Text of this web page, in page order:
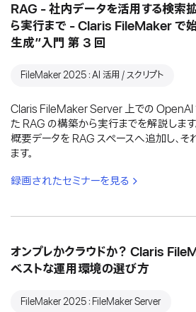
RAG - 社内データを活用する検索
ら実行まで - Claris FileMaker で
生成”入門 第 3 回
FileMaker 2025：AI 活用 / スクリプト
Claris FileMaker Server 上での OpenAI
た RAG の構築から実行までを解説しま
概要データを RAG スペースへ追加し、
ます。
録画されたセミナーを見る
オンプレかクラウドか？ Claris
ベストな運用環境の選び方
FileMaker 2025：FileMaker Server